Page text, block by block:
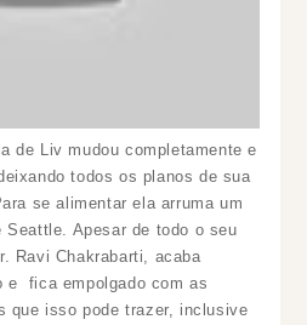
de Liv mudou completamente e
todos os planos de sua
se alimentar ela arruma um
Seattle. Apesar de todo o seu
Ravi Chakrabarti, acaba
e fica empolgado com as
que isso pode trazer, inclusive